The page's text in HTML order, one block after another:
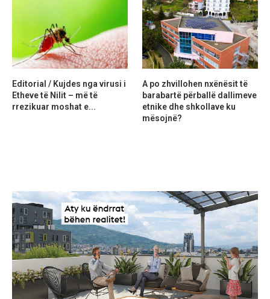
Editorial / Kujdes nga virusi i
Etheve të Nilit – më të
rrezikuar moshat e...
A po zhvillohen nxënësit të
barabartë përballë dallimeve
etnike dhe shkollave ku
mësojnë?